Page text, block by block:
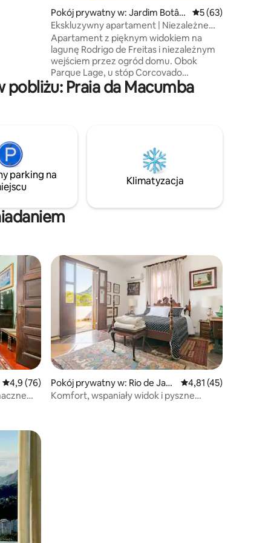
Pokój prywatny w: Jardim Botâni
co
Średnia ocena: 5
5 (63)
Ekskluzywny apartament | Niezależne
wejście | JB
Apartament z pięknym widokiem na
lagunę Rodrigo de Freitas i niezależnym
wejściem przez ogród domu. Obok
Parque Lage, u stóp Corcovado
i Chrystusa Odkupiciela. Ulica jest ślepym
zaułkiem, co zapewnia prywatność i
Jardim Botânico, z transportem
publicznym, świetnymi restauracjami,
barami z przekąskami i supermarketami.
Rodzinna i przyjazna atmosfera.
Praia da Macumba
parking na
Klimatyzacja
Średnia ocena: 4,9 na 5, liczba recenzji: 76
4,9 (76)
Pokój prywatny w: Rio de Jan
eiro
Średnia ocena: 4,81
4,81 (45)
Komfort, wspaniały widok i pyszne